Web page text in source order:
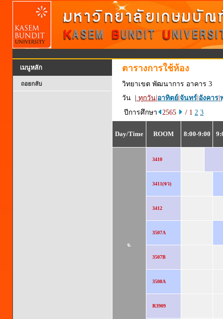
เมนูหลัก
ถอยกลับ
ตารางการใช้ห้อง
วิทยาเขต พัฒนาการ อาคาร 3
วัน |
ทุกวัน อาทิตย์ จันทร์ อังคาร
ปีการศึกษา
2565 / 1 2 3
Day/Time ROOM 8:00-9:00
จ.
3410
3411(จว)
3412
3507A
3507B
3508A
R3909